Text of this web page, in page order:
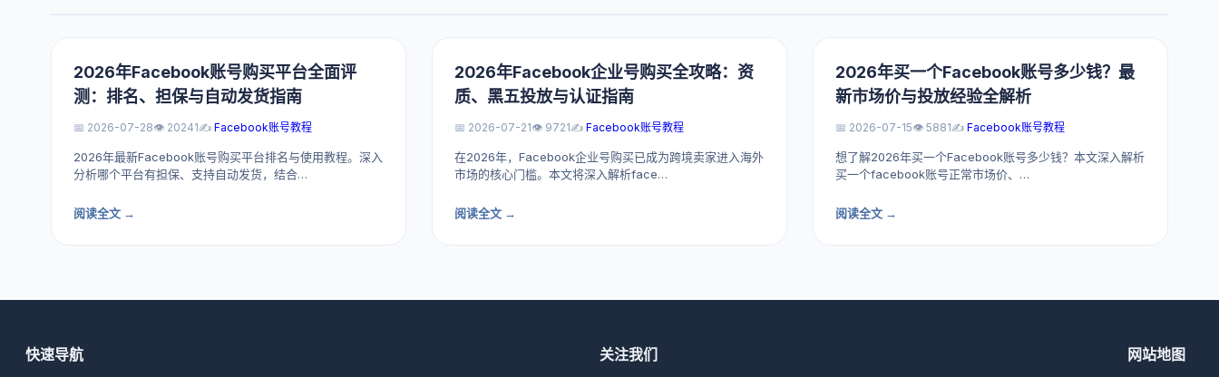
2026年Facebook账号购买平台全面评
测：排名、担保与自动发货指南
📅 2026-07-28👁️ 20241✍️ Facebook账号教程
2026年最新Facebook账号购买平台排名与使用教程。深入
分析哪个平台有担保、支持自动发货，结合…
阅读全文 →
2026年Facebook企业号购买全攻略：资
质、黑五投放与认证指南
📅 2026-07-21👁️ 9721✍️ Facebook账号教程
在2026年，Facebook企业号购买已成为跨境卖家进入海外
市场的核心门槛。本文将深入解析face…
阅读全文 →
2026年买一个Facebook账号多少钱？最
新市场价与投放经验全解析
📅 2026-07-15👁️ 5881✍️ Facebook账号教程
想了解2026年买一个Facebook账号多少钱？本文深入解析
买一个facebook账号正常市场价、…
阅读全文 →
快速导航 关注我们 网站地图